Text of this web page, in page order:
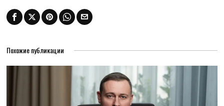
Похожие публикации